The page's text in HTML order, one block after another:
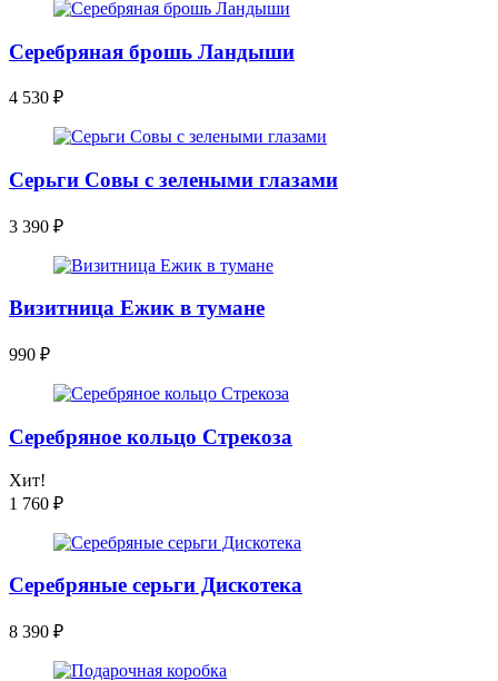
Серебряная брошь Ландыши
4 530 ₽
Серьги Совы с зелеными глазами
3 390 ₽
Визитница Ежик в тумане
990 ₽
Серебряное кольцо Стрекоза
Хит!
1 760 ₽
Серебряные серьги Дискотека
8 390 ₽